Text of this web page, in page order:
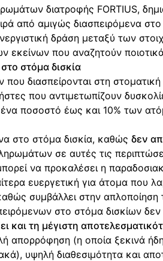
διατροφής FORTIUS,
από αμιγώς διασπειρόμενα
δράση μεταξύ των
εκείνων που αναζητούν
στόμα δισκία
που διασπείρονται στη
που αντιμετωπίζουν
ένα ποσοστό έως και 10% των
στο στόμα δισκία, καθώς δεν
σε αυτές τις
να προκαλέσει η
ευεργετική για άτομα
συμβάλλει στην απλοποίηση
στο στόμα δισκίων
και τη μέγιστη
απορρόφηση (η οποία ξεκινά
υψηλή διαθεσιμότητα και